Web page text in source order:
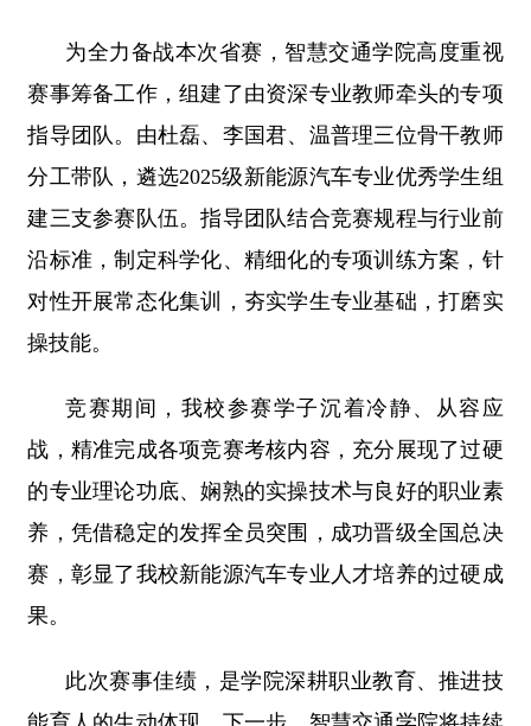
为全力备战本次省赛，智慧交通学院高度重视
赛事筹备工作，组建了由资深专业教师牵头的专项
指导团队。由杜磊、李国君、温普理三位骨干教师
分工带队，遴选2025级新能源汽车专业优秀学生组
建三支参赛队伍。指导团队结合竞赛规程与行业前
沿标准，制定科学化、精细化的专项训练方案，针
对性开展常态化集训，夯实学生专业基础，打磨实
操技能。
竞赛期间，我校参赛学子沉着冷静、从容应
战，精准完成各项竞赛考核内容，充分展现了过硬
的专业理论功底、娴熟的实操技术与良好的职业素
养，凭借稳定的发挥全员突围，成功晋级全国总决
赛，彰显了我校新能源汽车专业人才培养的过硬成
果。
此次赛事佳绩，是学院深耕职业教育、推进技